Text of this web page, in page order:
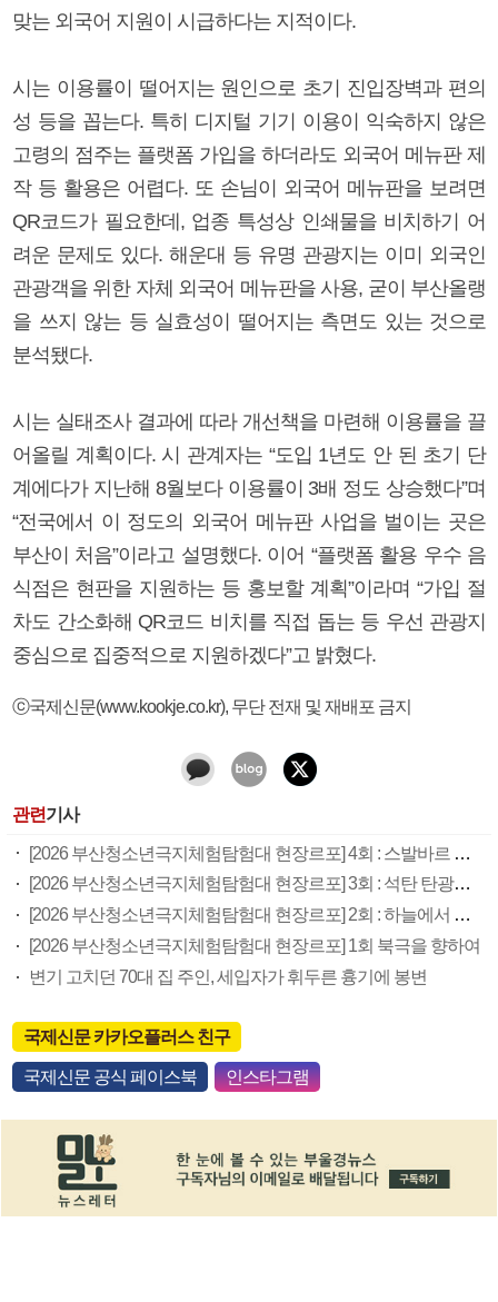
맞는 외국어 지원이 시급하다는 지적이다.
시는 이용률이 떨어지는 원인으로 초기 진입장벽과 편의
성 등을 꼽는다. 특히 디지털 기기 이용이 익숙하지 않은
고령의 점주는 플랫폼 가입을 하더라도 외국어 메뉴판 제
작 등 활용은 어렵다. 또 손님이 외국어 메뉴판을 보려면
QR코드가 필요한데, 업종 특성상 인쇄물을 비치하기 어
려운 문제도 있다. 해운대 등 유명 관광지는 이미 외국인
관광객을 위한 자체 외국어 메뉴판을 사용, 굳이 부산올랭
을 쓰지 않는 등 실효성이 떨어지는 측면도 있는 것으로
분석됐다.
시는 실태조사 결과에 따라 개선책을 마련해 이용률을 끌
어올릴 계획이다. 시 관계자는 “도입 1년도 안 된 초기 단
계에다가 지난해 8월보다 이용률이 3배 정도 상승했다”며
“전국에서 이 정도의 외국어 메뉴판 사업을 벌이는 곳은
부산이 처음”이라고 설명했다. 이어 “플랫폼 활용 우수 음
식점은 현판을 지원하는 등 홍보할 계획”이라며 “가입 절
차도 간소화해 QR코드 비치를 직접 돕는 등 우선 관광지
중심으로 집중적으로 지원하겠다”고 밝혔다.
ⓒ국제신문(www.kookje.co.kr), 무단 전재 및 재배포 금지
관련기사
[2026 부산청소년극지체험탐험대 현장르포] 4회 : 스발바르 국제종자보관소
[2026 부산청소년극지체험탐험대 현장르포] 3회 : 석탄 탄광촌에서 북극 연구의 중심지로
[2026 부산청소년극지체험탐험대 현장르포] 2회 : 하늘에서 만난 얼음의 나라
[2026 부산청소년극지체험탐험대 현장르포] 1회 북극을 향하여
변기 고치던 70대 집 주인, 세입자가 휘두른 흉기에 봉변
국제신문 카카오플러스 친구
국제신문 공식 페이스북 인스타그램